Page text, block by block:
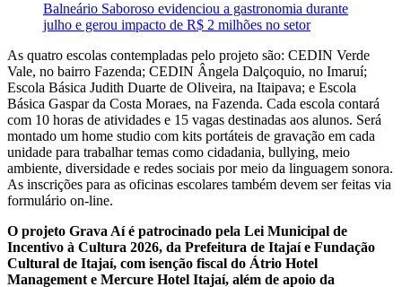
Balneário Saboroso evidenciou a gastronomia durante
julho e gerou impacto de R$ 2 milhões no setor
As quatro escolas contempladas pelo projeto são: CEDIN Verde
Vale, no bairro Fazenda; CEDIN Ângela Dalçoquio, no Imaruí;
Escola Básica Judith Duarte de Oliveira, na Itaipava; e Escola
Básica Gaspar da Costa Moraes, na Fazenda. Cada escola contará
com 10 horas de atividades e 15 vagas destinadas aos alunos. Será
montado um home studio com kits portáteis de gravação em cada
unidade para trabalhar temas como cidadania, bullying, meio
ambiente, diversidade e redes sociais por meio da linguagem sonora.
As inscrições para as oficinas escolares também devem ser feitas via
formulário on-line.
O projeto Grava Aí é patrocinado pela Lei Municipal de
Incentivo à Cultura 2026, da Prefeitura de Itajaí e Fundação
Cultural de Itajaí, com isenção fiscal do Átrio Hotel
Management e Mercure Hotel Itajaí, além de apoio da